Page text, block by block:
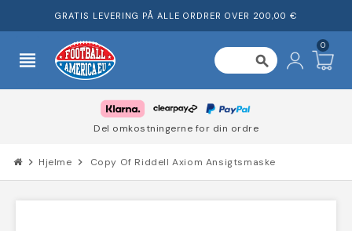
GRATIS LEVERING PÅ ALLE ORDRER OVER 200,00 €
view_headline search
0
Del omkostningerne for din ordre
chevron_right Hjelme chevron_right Copy Of Riddell Axiom Ansigtsmaske